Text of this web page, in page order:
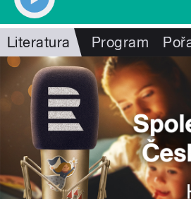
Literatura Program